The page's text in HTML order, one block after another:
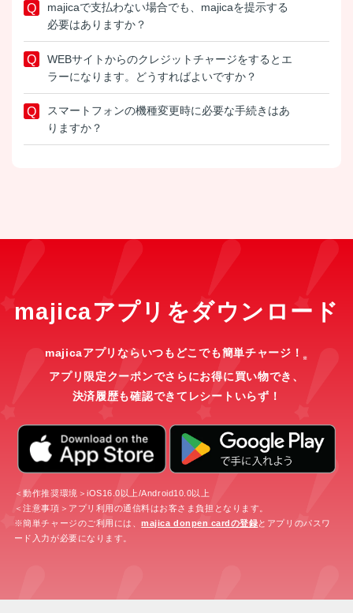
majicaで支払わない場合でも、majicaを提示する
必要はありますか？
WEBサイトからのクレジットチャージをするとエ
ラーになります。どうすればよいですか？
スマートフォンの機種変更時に必要な手続きはあ
りますか？
majicaアプリをダウンロード
majicaアプリならいつもどこでも簡単チャージ！ ※
アプリ限定クーポンでさらにお得に買い物でき、
決済履歴も確認できてレシートいらず！
＜動作推奨環境＞iOS16.0以上/Android10.0以上
＜注意事項＞アプリ利用の通信料はお客さま負担となります。
※簡単チャージのご利用には、majica donpen cardの登録とアプリのパスワ
ード入力が必要になります。